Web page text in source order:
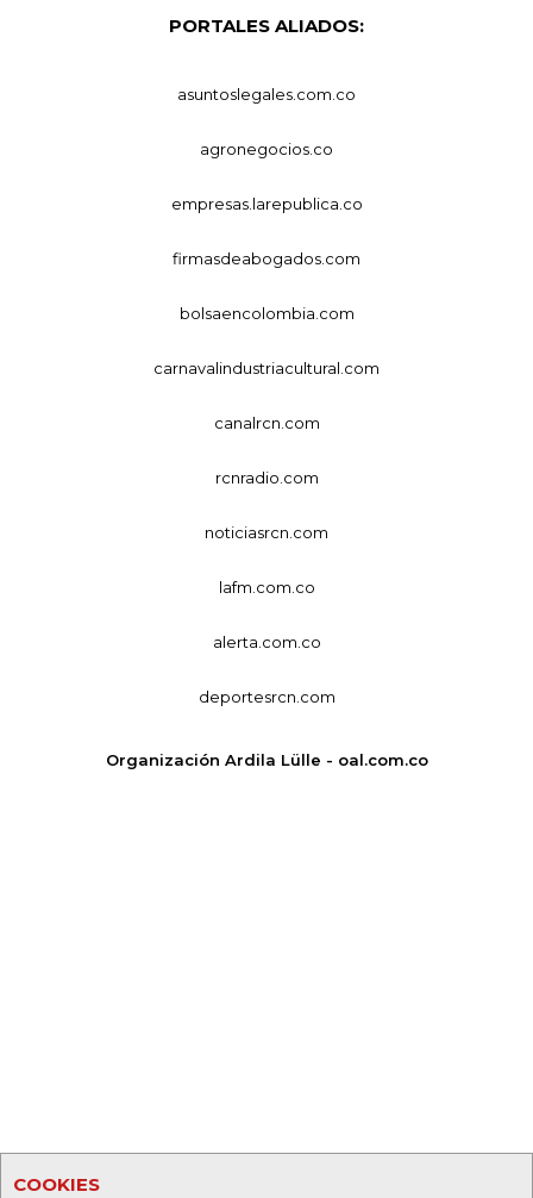
COOKIES
PORTALES ALIADOS:
asuntoslegales.com.co
agronegocios.co
empresas.larepublica.co
firmasdeabogados.com
bolsaencolombia.com
carnavalindustriacultural.com
canalrcn.com
rcnradio.com
noticiasrcn.com
lafm.com.co
alerta.com.co
deportesrcn.com
Organización Ardila Lülle - oal.com.co